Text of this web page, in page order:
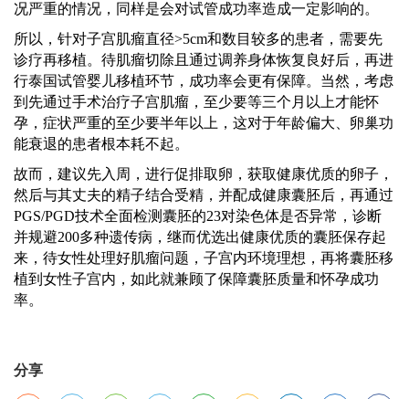
况严重的情况，同样是会对试管成功率造成一定影响的。
所以，针对子宫肌瘤直径>5cm和数目较多的患者，需要先
诊疗再移植。待肌瘤切除且通过调养身体恢复良好后，再进
行泰国试管婴儿移植环节，成功率会更有保障。当然，考虑
到先通过手术治疗子宫肌瘤，至少要等三个月以上才能怀
孕，症状严重的至少要半年以上，这对于年龄偏大、卵巢功
能衰退的患者根本耗不起。
故而，建议先入周，进行促排取卵，获取健康优质的卵子，
然后与其丈夫的精子结合受精，并配成健康囊胚后，再通过
PGS/PGD技术全面检测囊胚的23对染色体是否异常，诊断
并规避200多种遗传病，继而优选出健康优质的囊胚保存起
来，待女性处理好肌瘤问题，子宫内环境理想，再将囊胚移
植到女性子宫内，如此就兼顾了保障囊胚质量和怀孕成功
率。
分享